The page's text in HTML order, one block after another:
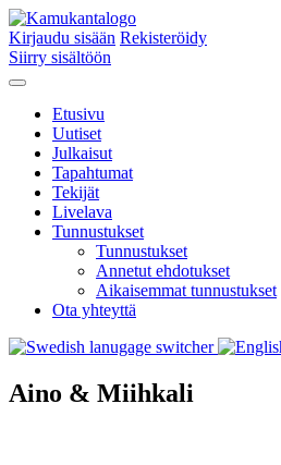
Kirjaudu sisään Rekisteröidy
Siirry sisältöön
Etusivu
Uutiset
Julkaisut
Tapahtumat
Tekijät
Livelava
Tunnustukset
Tunnustukset
Annetut ehdotukset
Aikaisemmat tunnustukset
Ota yhteyttä
Aino & Miihkali